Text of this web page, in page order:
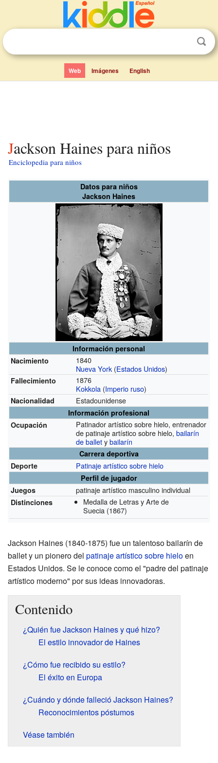
Web Imágenes English
Jackson Haines para niños
Enciclopedia para niños
Datos para niños
Jackson Haines
Información personal
Nacimiento
1840
Nueva York (Estados Unidos)
Fallecimiento
1876
Kokkola (Imperio ruso)
Nacionalidad Estadounidense
Información profesional
Ocupación
Patinador artístico sobre hielo, entrenador
de patinaje artístico sobre hielo,bailarín
de balletybailarín
Carrera deportiva
Deporte
Patinaje artístico sobre hielo
Perfil de jugador
Juegos
patinaje artístico masculino individual
Distinciones
Medalla de Letras y Arte de
Suecia (1867)
Jackson Haines (1840-1875) fue un talentoso bailarín de
ballet y un pionero del patinaje artístico sobre hieloen
Estados Unidos. Se le conoce como el "padre del patinaje
artístico moderno" por sus ideas innovadoras.
Contenido
¿Quién fue Jackson Haines y qué hizo?
El estilo innovador de Haines
¿Cómo fue recibido su estilo?
El éxito en Europa
¿Cuándo y dónde falleció Jackson Haines?
Reconocimientos póstumos
Véase también